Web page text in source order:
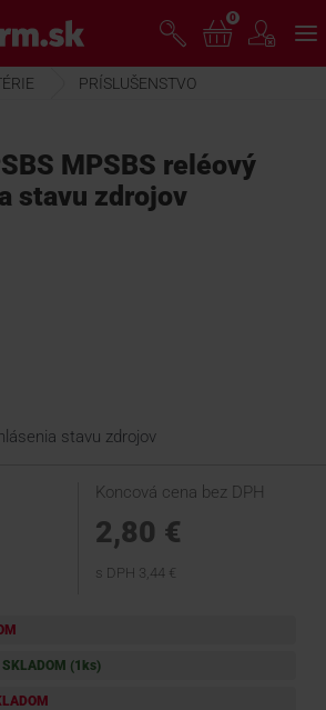
0
PRÍSLUŠENSTVO
MPSBS reléový
stavu zdrojov
stavu zdrojov
Koncová cena bez DPH
2,80 €
s DPH 3,44 €
SKLADOM (1 ks)